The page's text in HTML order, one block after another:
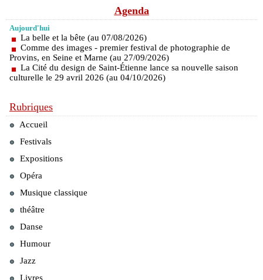
Agenda
Aujourd'hui
La belle et la bête (au 07/08/2026)
Comme des images - premier festival de photographie de
Provins, en Seine et Marne (au 27/09/2026)
La Cité du design de Saint-Étienne lance sa nouvelle saison
culturelle le 29 avril 2026 (au 04/10/2026)
Rubriques
Accueil
Festivals
Expositions
Opéra
Musique classique
théâtre
Danse
Humour
Jazz
Livres